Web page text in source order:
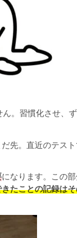
。習慣化させ、
先。直近のテス
になります。この
きたことの記録は